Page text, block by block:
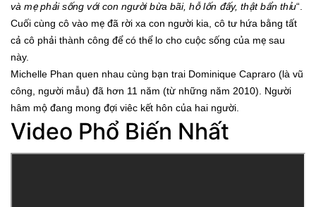
và mẹ phải sống với con người bừa bãi, hỗ lốn đấy, thật bẩn thỉu“.
Cuối cùng cô vào mẹ đã rời xa con người kia, cô tư hứa bằng tất
cả cô phải thành công để có thể lo cho cuộc sống của mẹ sau
này.
Michelle Phan quen nhau cùng bạn trai Dominique Capraro (là vũ
công, người mẫu) đã hơn 11 năm (từ những năm 2010). Người
hâm mộ đang mong đợi viêc kết hôn của hai người.
Video Phổ Biến Nhất